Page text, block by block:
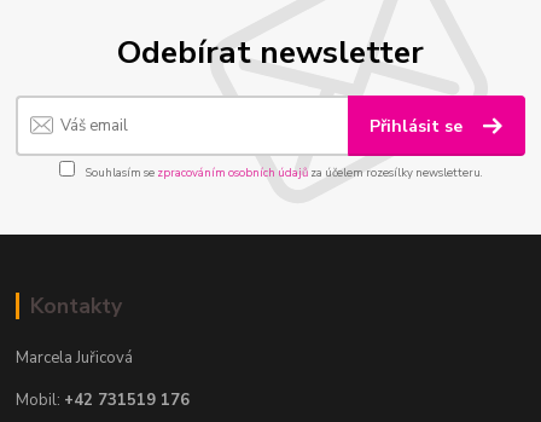
Odebírat newsletter
Přihlásit se
Souhlasím se zpracováním osobních údajůza účelem rozesílky newsletteru.
Kontakty
Marcela Juřicová
Mobil: +42 731519 176